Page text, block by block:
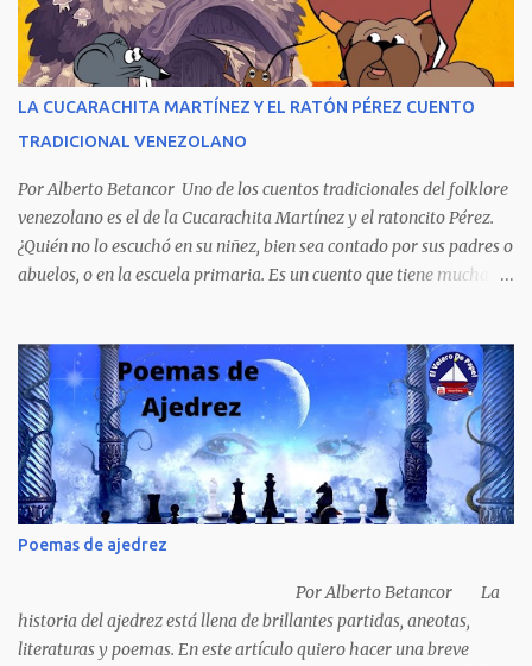
extraordinario contenido y detalla, cambiando los nombres de los
personajes, cuatro crímenes que conmocionaron a la sociedad
venezolana y cuyos presuntos autores quedaron en libertad, pese a
tener la policía pruebas e indicios suficientes de culpabilidad. La
porque refleja los males del poder judicial y de la sociedad
venezolana, tráfico...
LA CUCARACHITA MARTÍNEZ Y EL RATÓN PÉREZ CUENTO
TRADICIONAL VENEZOLANO
Por Alberto Betancor Uno de los cuentos tradicionales del folklore
venezolano es el de la Cucarachita Martínez y el ratoncito Pérez.
¿Quién no lo escuchó en su niñez, bien sea contado por sus padres o
abuelos, o en la escuela primaria. Es un cuento que tiene muchas
hablaban, hace mucho, mucho tiempo, una Cucarachita llamada
Martínez que estaba barriendo el zaguán (porche) de su casa,
cuando vio algo que brillaba, se sorprendió y se emocionó al ver lo
que veían sus ojos, era un mediecito (moneda de cinco céntimos).
La recogió y se preguntó de quien sería, pero al ver que no era de
nadie se la guardó en el bolsillo y siguió barriendo y pensando que
podría comprar, pensó en comprar una casa, pero desecho la idea
porque ya tenía una casa, pensó en un carro (coche), pero desecho
la idea porque no sabía manejar (conducir) al final se le ocurrió
comprarse un vestido y...
Poemas de ajedrez
Por Alberto Betancor La
historia del ajedrez está llena de brillantes partidas, aneotas,
literaturas y poemas. En este artículo quiero hacer una breve